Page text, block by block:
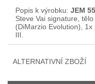
Popis k výrobku: JEM
Steve Vai signature,
(DiMarzio Evolution),
III.
ALTERNATIVNÍ ZBOŽÍ